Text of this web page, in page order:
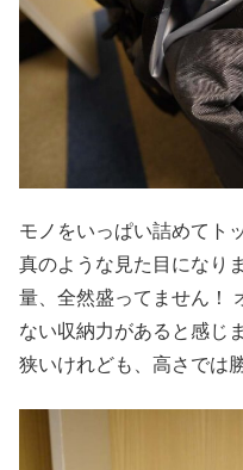
モノをいっぱい詰めてト
真のような見た目になり
量、全然盛ってません！
ない収納力があると感じ
狭いけれども、高さでは